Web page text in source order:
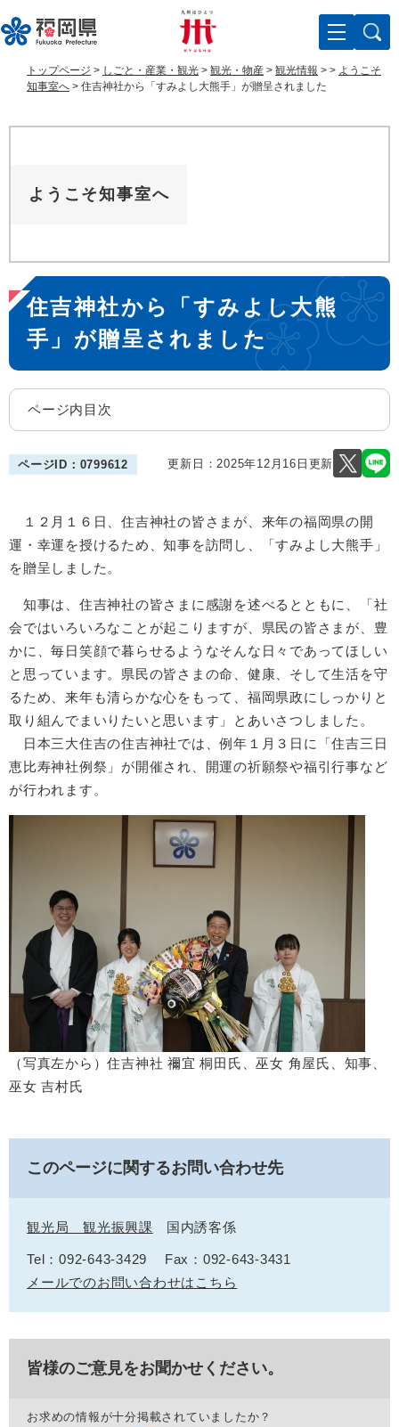
ー
ジ
ニ
ュ
トップページ > しごと・産業・観光 > 観光・物産 > 観光情報 > > ようこそ
知事室へ > 住吉神社から「すみよし大熊手」が贈呈されました
ようこそ知事室へ
本
文
住吉神社から「すみよし大熊
手」が贈呈されました
ページ内目次
ページID：0799612 更新日：2025年12月16日更新
１２月１６日、住吉神社の皆さまが、来年の福岡県の開
運・幸運を授けるため、知事を訪問し、「すみよし大熊手」
を贈呈しました。
知事は、住吉神社の皆さまに感謝を述べるとともに、「社
会ではいろいろなことが起こりますが、県民の皆さまが、豊
かに、毎日笑顔で暮らせるようなそんな日々であってほしい
と思っています。県民の皆さまの命、健康、そして生活を守
るため、来年も清らかな心をもって、福岡県政にしっかりと
取り組んでまいりたいと思います」とあいさつしました。
日本三大住吉の住吉神社では、例年１月３日に「住吉三日
恵比寿神社例祭」が開催され、開運の祈願祭や福引行事など
が行われます。
（写真左から）住吉神社 禰宜 桐田氏、巫女 角屋氏、知事、
巫女 吉村氏
このページに関するお問い合わせ先
観光局 観光振興課 国内誘客係
Tel：092-643-3429
Fax：092-643-3431
メールでのお問い合わせはこちら
皆様のご意見をお聞かせください。
お求めの情報が十分掲載されていましたか？